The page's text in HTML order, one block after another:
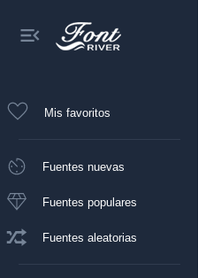
Mis favoritos
Fuentes nuevas
Fuentes populares
Fuentes aleatorias